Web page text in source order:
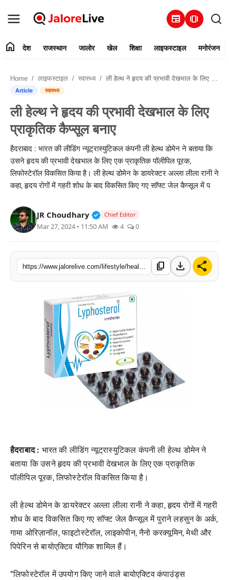
newspaper amp_stories
संपर्क करें
देश
जालोर
खेल
शिक्षा
मनोरंजन
home देश राजस्थान जालोर खेल शिक्षा लाइफस्टाइल मनोरंजन
Home लाइफस्टाइल स्वास्थ्य ली हेल्थ ने हृदय की प्रभावी देखभाल के लिए प्राकृतिक कैप्सूल बनाए
Article स्वास्थ्य
ली हेल्थ ने हृदय की प्रभावी देखभाल के लिए
प्राकृतिक कैप्सूल बनाए
हैदराबाद : भारत की लीडिंग न्यूट्रास्युटिकल कंपनी ली हेल्थ डोमेन ने बताया कि
उसने हृदय की प्रभावी देखभाल के लिए एक प्राकृतिक पॉलीपिल पूरक,
लिफोस्टेरॉल विकसित किया है। ली हेल्थ डोमेन के डायरेक्टर अल्ला लीला रानी ने
कहा, हृदय रोगों में गहरी शोध के बाद विकसित किए गए सॉफ्ट जेल कैप्सूल में प
JR Choudhary Verified Public Figure • 30 Mar,
Chief Editor
Mar 27, 2024 • 11:50 AM 4 0
content_copy download share
हैदराबाद : भारत की लीडिंग न्यूट्रास्युटिकल कंपनी ली हेल्थ डोमेन ने
बताया कि उसने हृदय की प्रभावी देखभाल के लिए एक प्राकृतिक
पॉलीपिल पूरक, लिफोस्टेरॉल विकसित किया है।
ली हेल्थ डोमेन के डायरेक्टर अल्ला लीला रानी ने कहा, हृदय रोगों में गहरी
शोध के बाद विकसित किए गए सॉफ्ट जेल कैप्सूल में पुराने लहसुन के अर्क,
गामा ओरिज़ानॉल, फाइटोस्टेरॉल, लाइकोपीन, नैनो करक्यूमिन, मेथी और
पिपेरिन से बायोएक्टिव यौगिक शामिल हैं।
“लिफोस्टेरॉल में उपयोग किए जाने वाले बायोएक्टिव कंपाउंड्स